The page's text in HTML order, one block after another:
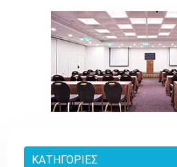
ΚΑΤΗΓΟΡΊΕΣ